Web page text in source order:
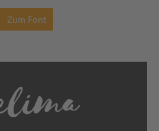
Zum Font